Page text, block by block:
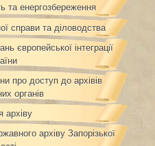
та енергозбереження
справи та діловодства
європейської інтеграції
про доступ до архівів
органів
архіву
архіву Запорізької